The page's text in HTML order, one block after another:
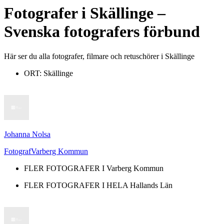
Fotograferi Skällinge–
Svenska fotografers förbund
Här ser du alla fotografer, filmare och retuschörer i Skällinge
ORT: Skällinge
Johanna Nolsa
FotografVarberg Kommun
FLER FOTOGRAFER I Varberg Kommun
FLER FOTOGRAFER I HELA Hallands Län